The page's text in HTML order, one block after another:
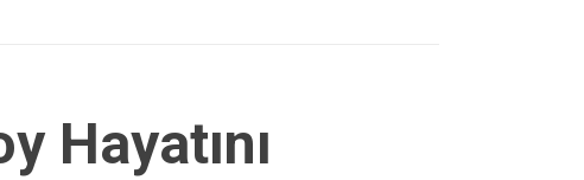
Hayatını